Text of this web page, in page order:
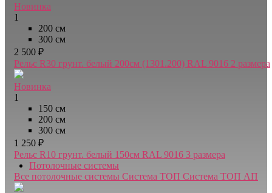
Новинка
1
200 см
300 см
2 500 ₽
Рельс R30 грунт. белый 200см (1301.200) RAL 9016 2 размера
Новинка
1
150 см
200 см
300 см
1 250 ₽
Рельс R10 грунт. белый 150см RAL 9016 3 размера
Потолочные системы
Все потолочные системы Система ТОП Система ТОП АП